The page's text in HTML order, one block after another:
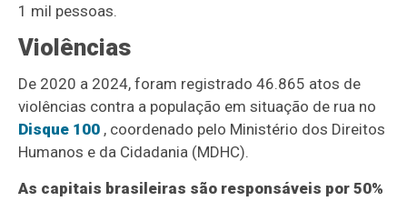
1 mil pessoas.
Violências
De 2020 a 2024, foram registrado 46.865 atos de
violências contra a população em situação de rua no
Disque 100 , coordenado pelo Ministério dos Direitos
Humanos e da Cidadania (MDHC).
As capitais brasileiras são responsáveis por 50%